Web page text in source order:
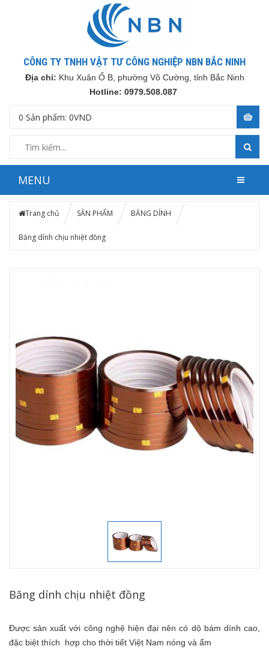
CÔNG TY TNHH VẬT TƯ CÔNG NGHIỆP NBN BẮC NINH
Địa chỉ: Khu Xuân Ổ B, phường Võ Cường, tỉnh Bắc Ninh
Hotline: 0979.508.087
0 Sản phẩm: 0VND
MENU
Trang chủ SẢN PHẨM BĂNG DÍNH
Băng dính chịu nhiệt đồng
Băng dính chịu nhiệt đồng
Được sản xuất với công nghệ hiện đại nên có dộ bám dính cao,
đặc biệt thích hợp cho thời tiết Việt Nam nóng và ẩm